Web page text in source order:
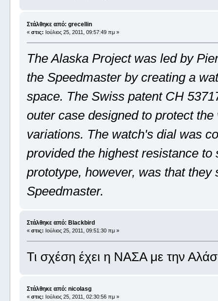
Στάλθηκε από: grecellin
« στις: Ιούλιος 25, 2011, 09:57:49 πμ »
The Alaska Project was led by
the Speedmaster by creating a
space. The Swiss patent CH
outer case designed to protect
variations. The watch's dial was
provided the highest resistance
prototype, however, was that
Speedmaster.
Στάλθηκε από: Blackbird
« στις: Ιούλιος 25, 2011, 09:51:30 πμ »
Τι σχέση έχει η ΝΑΣΑ με την
Στάλθηκε από: nicolasg
« στις: Ιούλιος 25, 2011, 02:30:56 πμ »